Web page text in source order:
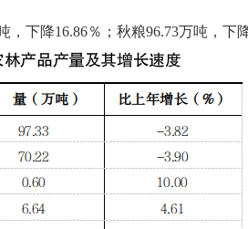
， 下降16.86％； 秋粮96.73万吨， 下